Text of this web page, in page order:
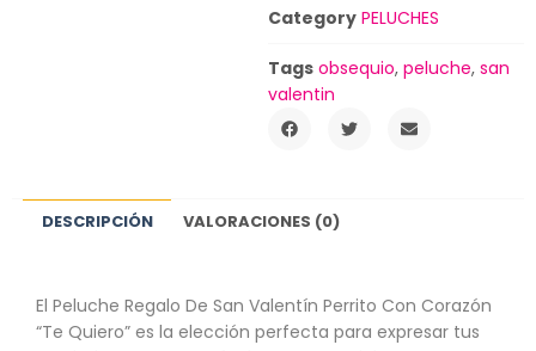
Category PELUCHES
Tags obsequio, peluche, san
valentin
DESCRIPCIÓN VALORACIONES (0)
El Peluche Regalo De San Valentín Perrito Con Corazón
“Te Quiero” es la elección perfecta para expresar tus